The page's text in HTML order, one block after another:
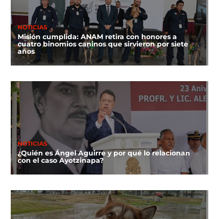
NOTICIAS
Misión cumplida: ANAM retira con honores a
cuatro binomios caninos que sirvieron por siete
años
NOTICIAS
¿Quién es Ángel Aguirre y por qué lo relacionan
con el caso Ayotzinapa?